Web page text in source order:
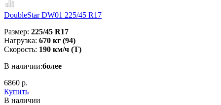
DoubleStar DW01 225/45 R17
Размер: 225/45 R17
Нагрузка: 670 кг (94)
Скорость: 190 км/ч (T)
В наличии:более
6860 р.
Купить
В наличии